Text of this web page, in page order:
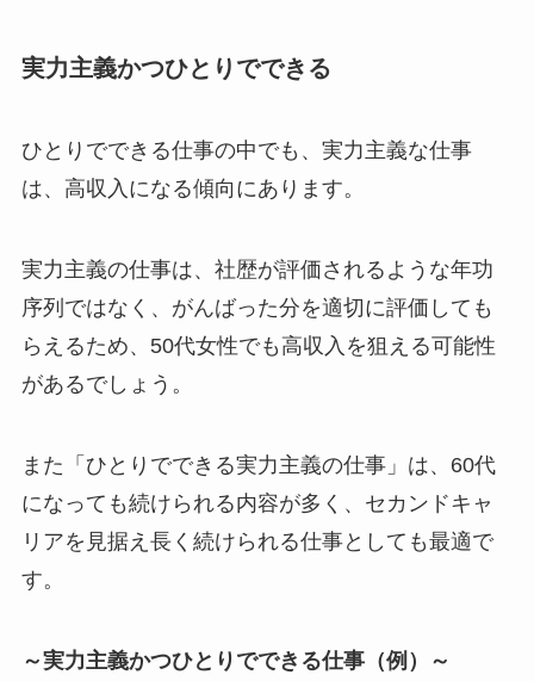
実力主義かつひとりでできる
ひとりでできる仕事の中でも、実力主義な仕事
は、高収入になる傾向にあります。
実力主義の仕事は、社歴が評価されるような年功
序列ではなく、がんばった分を適切に評価しても
らえるため、50代女性でも高収入を狙える可能性
があるでしょう。
また「ひとりでできる実力主義の仕事」は、60代
になっても続けられる内容が多く、セカンドキャ
リアを見据え長く続けられる仕事としても最適で
す。
～実力主義かつひとりでできる仕事（例）～